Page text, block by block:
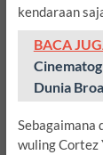
kendaraan
BACA
Dunia
Sebagaimana
wuling Cortez